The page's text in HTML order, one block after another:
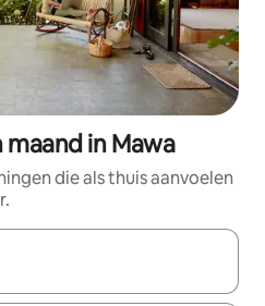
in Mawa
die als thuis aanvoelen
zijn, maak je een keuze